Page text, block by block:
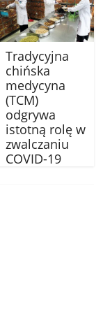
Tradycyjna
chińska
medycyna
(TCM)
odgrywa
istotną rolę w
zwalczaniu
COVID-19